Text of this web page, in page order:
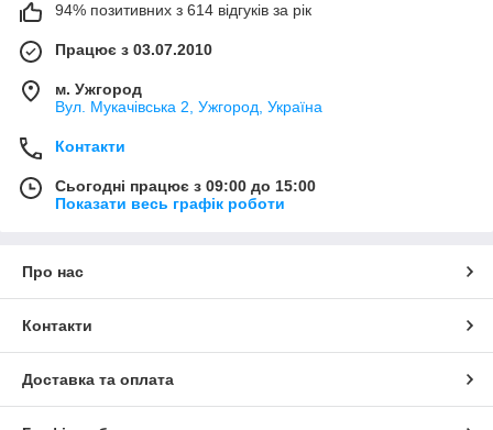
94% позитивних з 614 відгуків за рік
Працює з 03.07.2010
м. Ужгород
Вул. Мукачівська 2, Ужгород, Україна
Контакти
Сьогодні працює з 09:00 до 15:00
Показати весь графік роботи
Про нас
Контакти
Доставка та оплата